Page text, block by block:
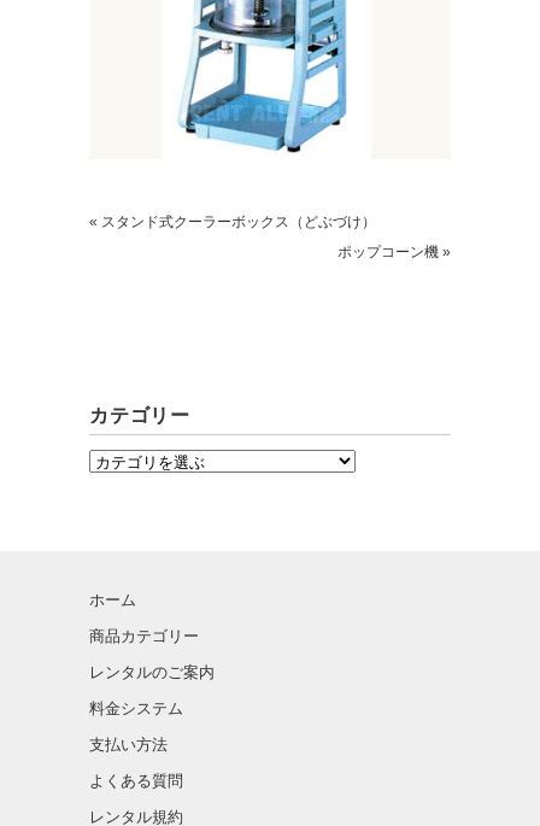
« スタンド式クーラーボックス（どぶづけ）
ポップコーン機 »
カテゴリー
ホーム
商品カテゴリー
レンタルのご案内
料金システム
支払い方法
よくある質問
レンタル規約